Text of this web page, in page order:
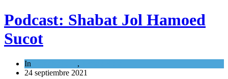
Podcast: Shabat Jol Hamoed
Sucot
In ,
24 septiembre 2021